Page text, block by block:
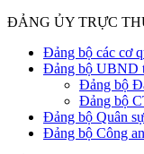
ĐẢNG ỦY TRỰC
Đảng bộ các cơ
Đảng bộ UBND
Đảng bộ
Đảng bộ
Đảng bộ Quân
Đảng bộ Công